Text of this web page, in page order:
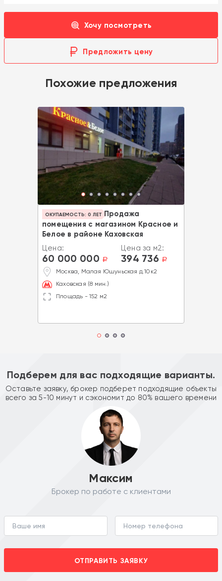
Хочу посмотреть
Предложить цену
Похожие предложения
ОКУПАЕМОСТЬ: 0 ЛЕТ Продажа
помещения с магазином Красное и
Белое в районе Каховская
Цена:
60 000 000 a
Цена за м2:
394 736 a
Москва, Малая Юшуньская д.10к2
Каховская (8 мин.)
Площадь - 152 м2
Подберем для вас подходящие варианты.
Оставьте заявку, брокер подберет подходящие объекты
всего за 5-10 минут и сэкономит до 80% вашего времени
Максим
Брокер по работе с клиентами
ОТПРАВИТЬ ЗАЯВКУ